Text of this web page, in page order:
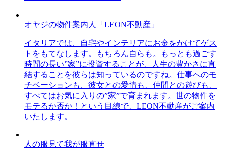
オヤジの物件案内人「LEON不動産」
イタリアでは、自宅やインテリアにお金をかけてゲス
トをもてなします。もちろん自らも。もっとも過ごす
時間の長い”家”に投資することが、人生の豊かさに直
結することを彼らは知っているのですね。仕事へのモ
チベーションも、彼女との愛情も、仲間との遊びも、
すべてはお気に入りの”家”で育まれます。世の物件を
モテるか否か！という目線で、LEON不動産がご案内
いたします。
人の服見て我が服直せ